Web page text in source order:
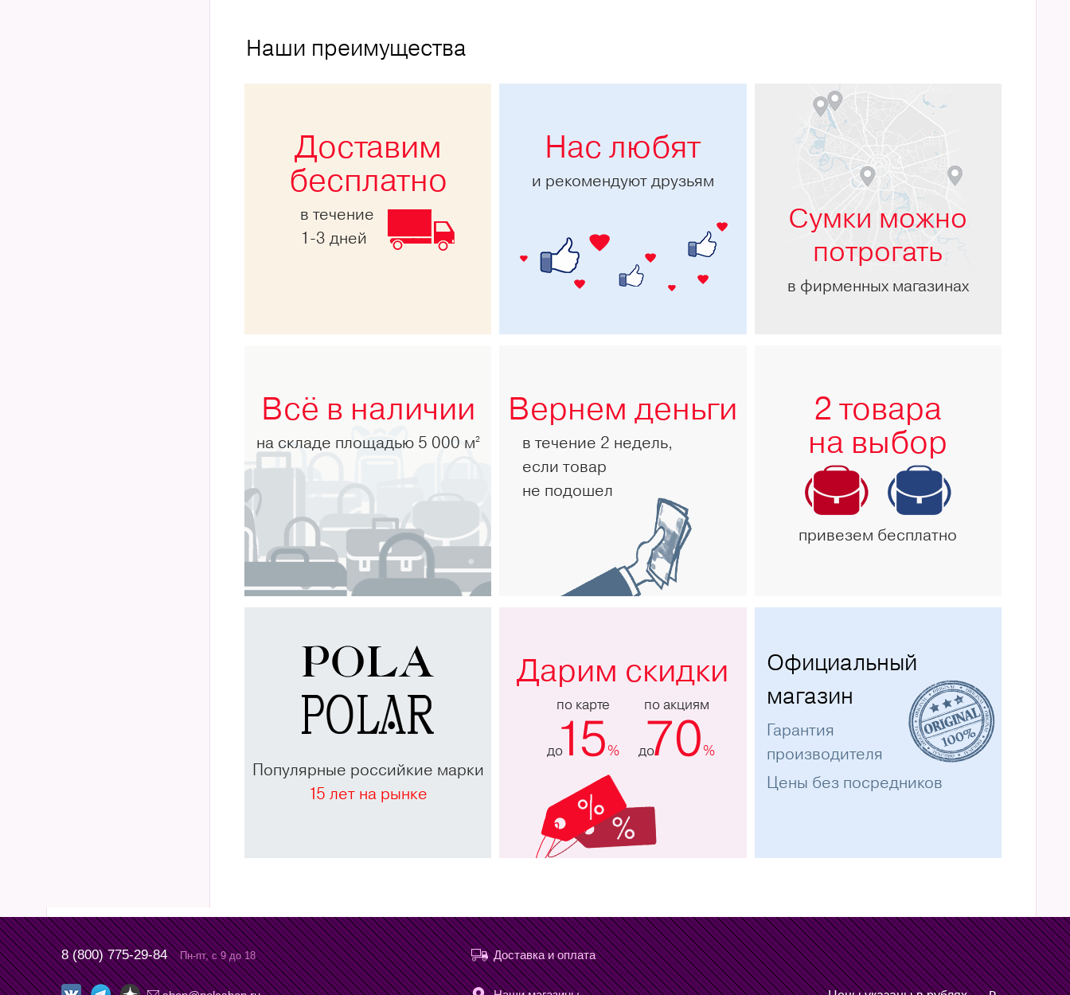
Наши преимущества
Доставим
бесплатно
в течение
1-3 дней
Нас любят
и рекомендуют друзьям
Сумки можно
потрогать
в фирменных магазинах
Всё в наличии
на складе площадью 5 000 м2
Вернем деньги
в течение 2 недель,
если товар
не подошел
2 товара
на выбор
привезем бесплатно
Популярные российкие марки
15 лет на рынке
Дарим скидки
по карте
до15%
по акциям
до
70%
Официальный
магазин
Гарантия
производителя
Цены без посредников
8 (800) 775-29-84 Пн-пт, с 9 до 18 Доставка и оплата